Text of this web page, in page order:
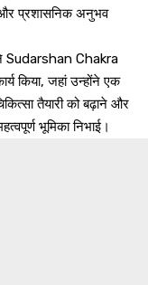
और प्रशासनिक अनुभव
Sudarshan Chakra
किया, जहां उन्होंने एक
तैयारी को बढ़ाने और
भूमिका निभाई।